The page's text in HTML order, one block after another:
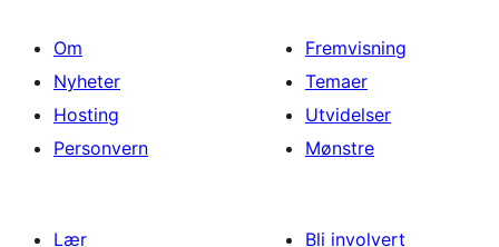
Om
Nyheter
Hosting
Personvern
Fremvisning
Temaer
Utvidelser
Mønstre
Lær
Bli involvert